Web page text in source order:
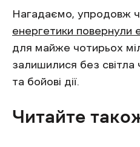
Нагадаємо, упродовж
енергетики повернули
для майже чотирьох
залишилися без світла
та бойові дії.
Читайте